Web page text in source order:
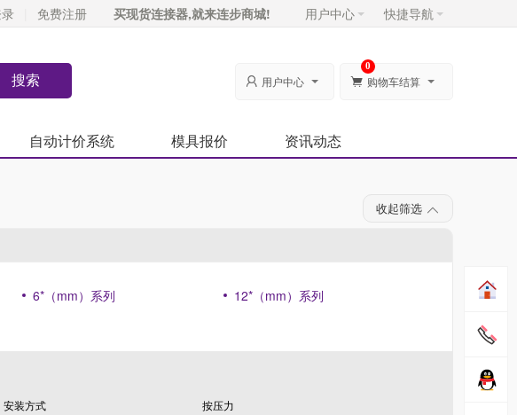
免费注册 买现货连接器,就来连步商城! 用户中心 快捷导航
 用户中心  购物车结算
0
自动计价系统 模具报价 资讯动态
收起筛选
6*（mm）系列
12*（mm）系列
安装方式 按压力